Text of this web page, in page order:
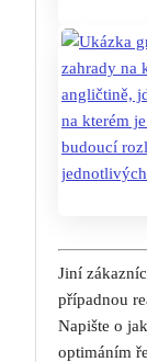
Jiní
případnou
Napište o
optimáním